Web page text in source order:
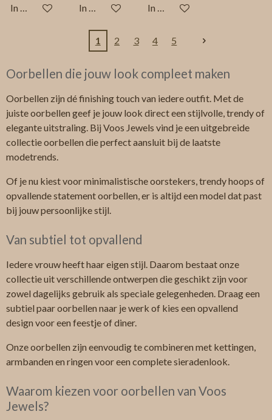
In winkelwagen In winkelwagen In winkelwagen
1 2 3 4 5
Oorbellen die jouw look compleet maken
Oorbellen zijn dé finishing touch van iedere outfit. Met de
juiste oorbellen geef je jouw look direct een stijlvolle, trendy of
elegante uitstraling. Bij Voos Jewels vind je een uitgebreide
collectie oorbellen die perfect aansluit bij de laatste
modetrends.
Of je nu kiest voor minimalistische oorstekers, trendy hoops of
opvallende statement oorbellen, er is altijd een model dat past
bij jouw persoonlijke stijl.
Van subtiel tot opvallend
Iedere vrouw heeft haar eigen stijl. Daarom bestaat onze
collectie uit verschillende ontwerpen die geschikt zijn voor
zowel dagelijks gebruik als speciale gelegenheden. Draag een
subtiel paar oorbellen naar je werk of kies een opvallend
design voor een feestje of diner.
Onze oorbellen zijn eenvoudig te combineren met kettingen,
armbanden en ringen voor een complete sieradenlook.
Waarom kiezen voor oorbellen van Voos
Jewels?